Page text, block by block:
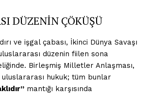
DÜZENİN ÇÖKÜŞÜ
ve işgal çabası, İkinci Dünya Savaşı
düzenin fiilen sona
Birleşmiş Milletler Anlaşması,
hukuk; tüm bunlar
mantığı karşısında